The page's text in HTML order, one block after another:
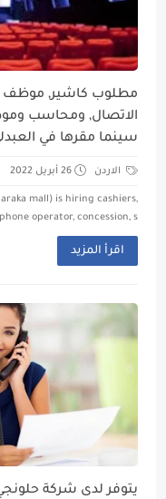
مطلوب كاشير, موظف
الاتصال, ومحاسب
سينما مقرها في
الاردن 26 أبريل 2022
mall) is hiring cashiers,
operator, concession, s...
اقرأ المزيد
يتوفر لدى شركة